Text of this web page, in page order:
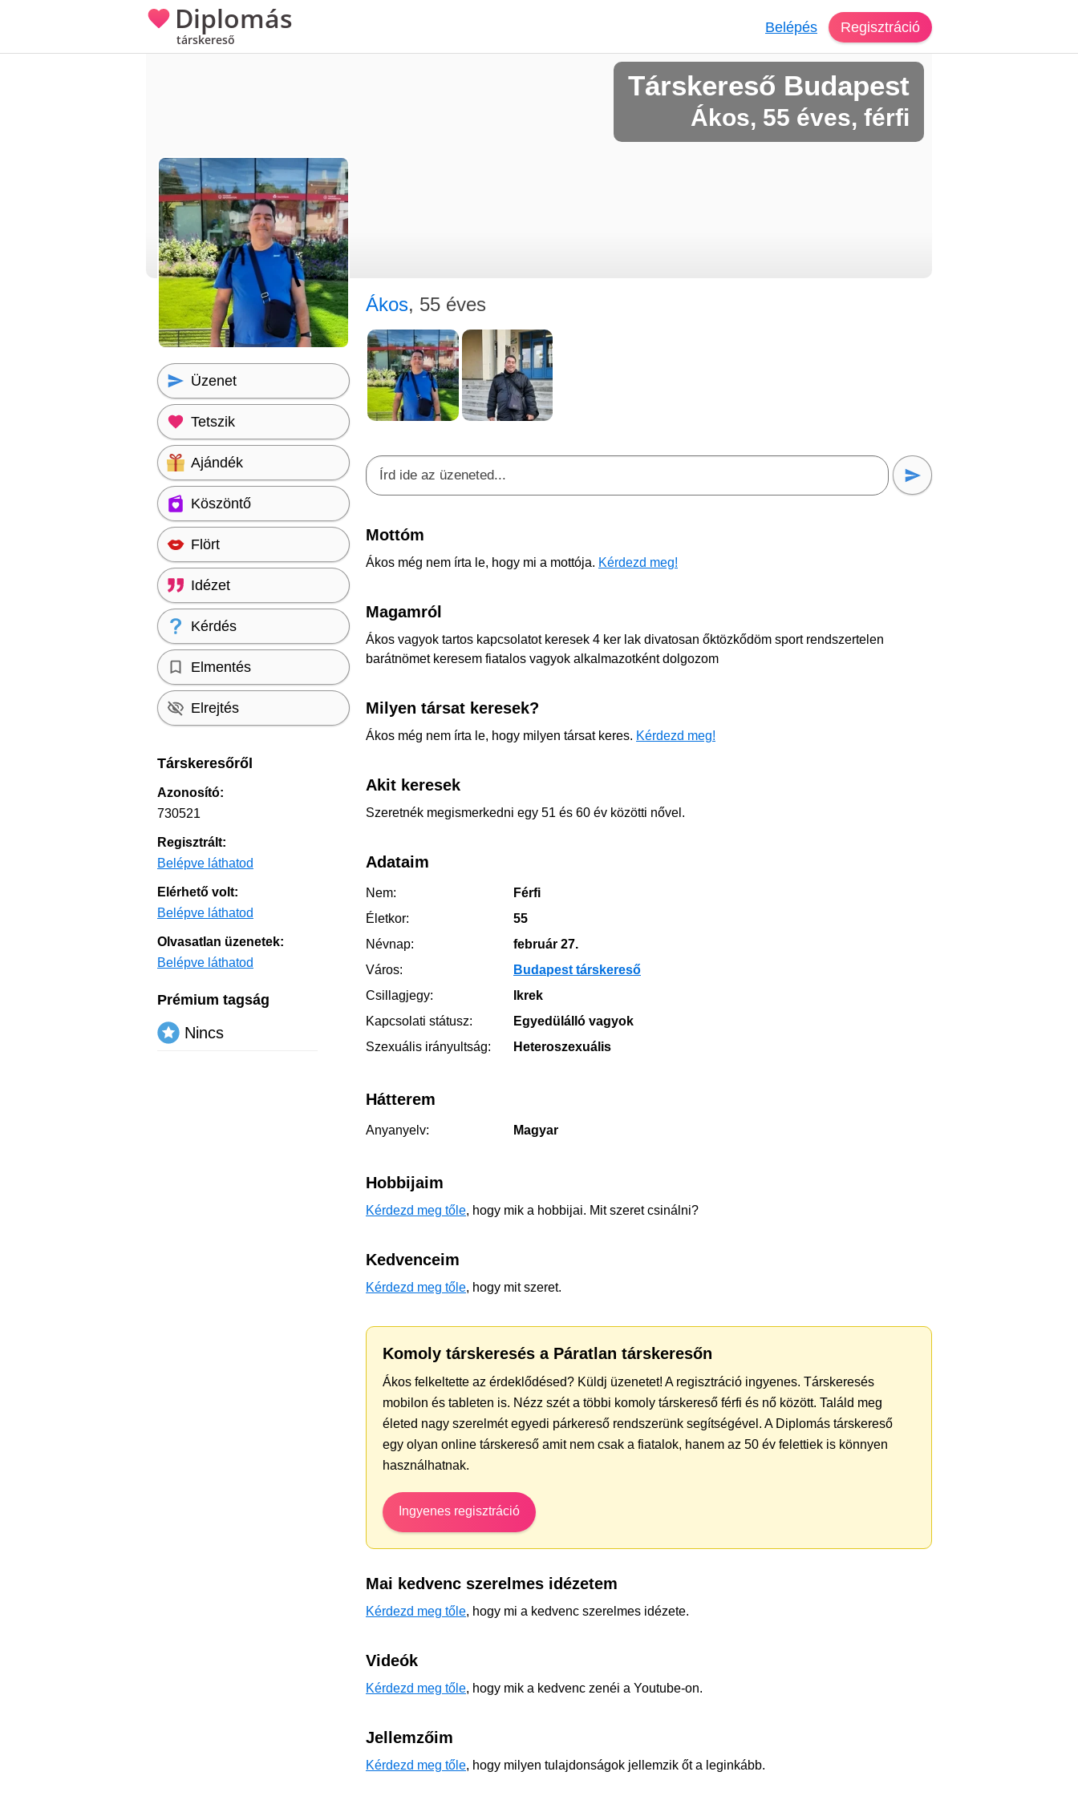
Diplomás
társkereső
Belépés Regisztráció
Társkereső Budapest
Ákos, 55 éves, férfi
Ákos, 55 éves
Mottóm
Ákos még nem írta le, hogy mi a mottója. Kérdezd meg!
Magamról
Ákos vagyok tartos kapcsolatot keresek 4 ker lak divatosan őktözkődöm sport rendszertelen
barátnömet keresem fiatalos vagyok alkalmazotként dolgozom
Milyen társat keresek?
Ákos még nem írta le, hogy milyen társat keres. Kérdezd meg!
Akit keresek
Szeretnék megismerkedni egy 51 és 60 év közötti nővel.
Adataim
Nem:
Férfi
Életkor:
55
Névnap:
február 27.
Város:
Budapest társkereső
Csillagjegy:
Ikrek
Kapcsolati státusz:
Egyedülálló vagyok
Szexuális irányultság:
Heteroszexuális
Hátterem
Anyanyelv: Magyar
Hobbijaim
Kérdezd meg tőle, hogy mik a hobbijai. Mit szeret csinálni?
Kedvenceim
Kérdezd meg tőle, hogy mit szeret.
Komoly társkeresés a Páratlan társkeresőn
Ákos felkeltette az érdeklődésed? Küldj üzenetet! A regisztráció ingyenes. Társkeresés
mobilon és tableten is. Nézz szét a többi komoly társkereső férfi és nő között. Találd meg
életed nagy szerelmét egyedi párkereső rendszerünk segítségével. A Diplomás társkereső
egy olyan online társkereső amit nem csak a fiatalok, hanem az 50 év felettiek is könnyen
használhatnak.
Ingyenes regisztráció
Mai kedvenc szerelmes idézetem
Kérdezd meg tőle, hogy mi a kedvenc szerelmes idézete.
Videók
Kérdezd meg tőle, hogy mik a kedvenc zenéi a Youtube-on.
Jellemzőim
Kérdezd meg tőle, hogy milyen tulajdonságok jellemzik őt a leginkább.
Üzenet
Tetszik
Ajándék
Köszöntő
Flört
Idézet
Kérdés
Elmentés
Elrejtés
Társkeresőről
Azonosító:
730521
Regisztrált:
Belépve láthatod
Elérhető volt:
Belépve láthatod
Olvasatlan üzenetek:
Belépve láthatod
Prémium tagság
Nincs